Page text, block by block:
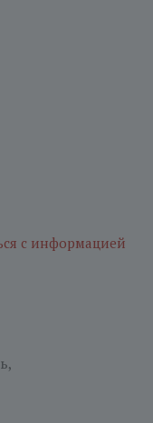
с информацией